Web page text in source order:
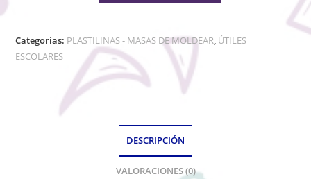
Categorías: PLASTILINAS - MASAS DE MOLDEAR, ÚTILES
ESCOLARES
DESCRIPCIÓN
VALORACIONES (0)